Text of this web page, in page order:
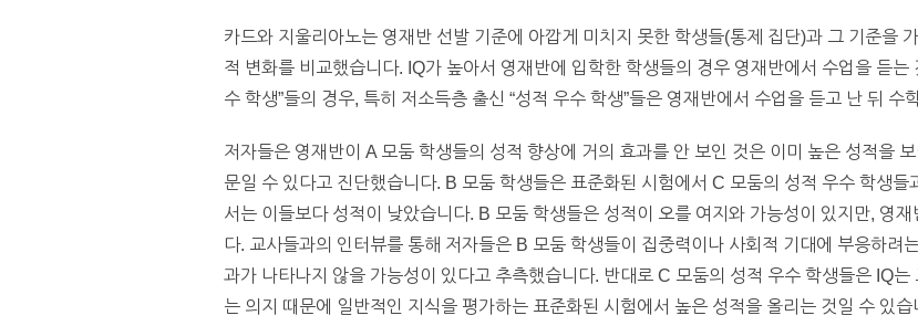
카드와 지울리아노는 영재반 선발 기준에 아깝게 미치지 못한 학생들(통제 집단)과 그 기준을
적 변화를 비교했습니다. IQ가 높아서 영재반에 입학한 학생들의 경우 영재반에서 수업을 듣
수 학생”들의 경우, 특히 저소득층 출신 “성적 우수 학생”들은 영재반에서 수업을 듣고 난 뒤 수
저자들은 영재반이 A 모둠 학생들의 성적 향상에 거의 효과를 안 보인 것은 이미 높은 성적을
문일 수 있다고 진단했습니다. B 모둠 학생들은 표준화된 시험에서 C 모둠의 성적 우수 학생들
서는 이들보다 성적이 낮았습니다. B 모둠 학생들은 성적이 오를 여지와 가능성이 있지만, 영
다. 교사들과의 인터뷰를 통해 저자들은 B 모둠 학생들이 집중력이나 사회적 기대에 부응하려
과가 나타나지 않을 가능성이 있다고 추측했습니다. 반대로 C 모둠의 성적 우수 학생들은 IQ
는 의지 때문에 일반적인 지식을 평가하는 표준화된 시험에서 높은 성적을 올리는 것일 수 있습